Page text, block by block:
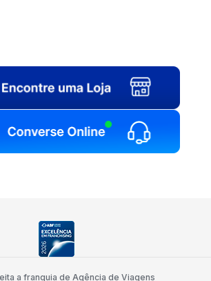
a franquia de Agência de Viagens